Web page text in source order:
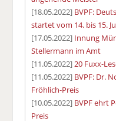
[18.05.2022] BVPF:
startet vom 14. bis 15.
[17.05.2022] Innung
Stellermann im Amt
[11.05.2022]20 Fuxx-
[11.05.2022] BVPF: Dr.
Fröhlich-Preis
[10.05.2022] BVPF ehrt
Preis